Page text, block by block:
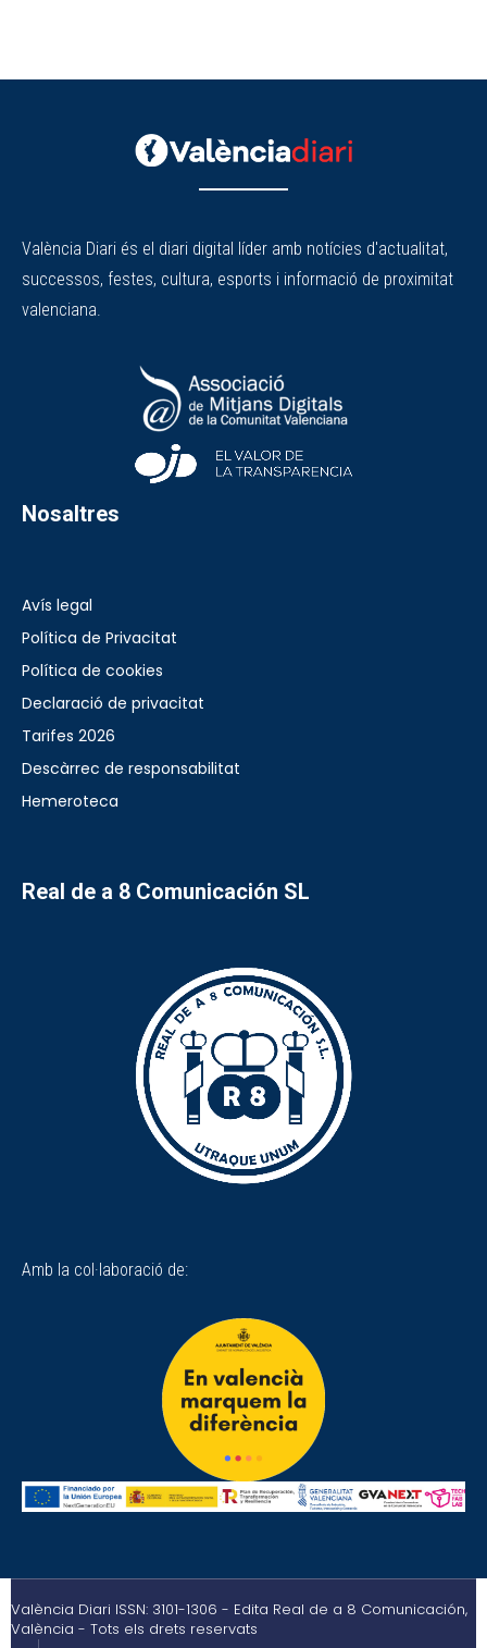
València Diari és el diari digital líder amb notícies d'actualitat,
successos, festes, cultura, esports i informació de proximitat
valenciana.
Nosaltres
Avís legal
Política de Privacitat
Política de cookies
Declaració de privacitat
Tarifes 2026
Descàrrec de responsabilitat
Hemeroteca
Real de a 8 Comunicación SL
Amb la col·laboració de:
València Diari ISSN: 3101-1306 - Edita Real de a 8 Comunicación,
València - Tots els drets reservats